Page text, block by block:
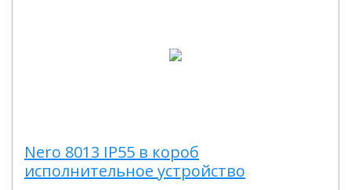
Nero 8013 IP55 в короб
исполнительное устройство